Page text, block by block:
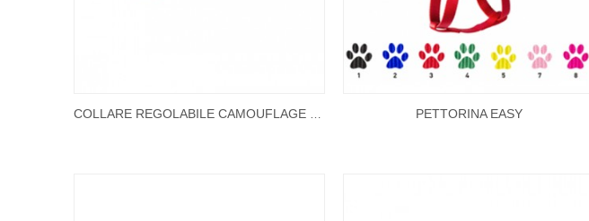
COLLARE REGOLABILE CAMOUFLAGE ROSA PETTORINA EASY